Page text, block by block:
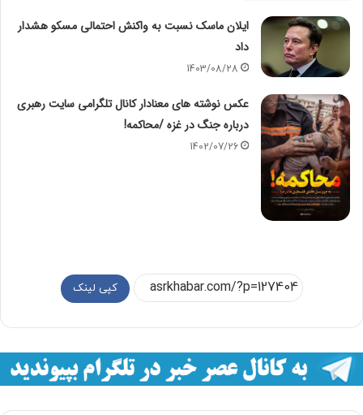
ایلان ماسک نسبت به واکنش احتمالی مسکو هشدار
داد
1403/08/28
عکس نوشته های معنادار کانال تلگرامی سایت رهبری
درباره جنگ در غزه /محاکمه!
1402/07/26
کپی لینک